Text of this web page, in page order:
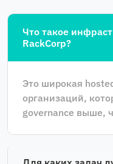
Что такое
RackCorp?
Это широкая
организаций,
governance выше,